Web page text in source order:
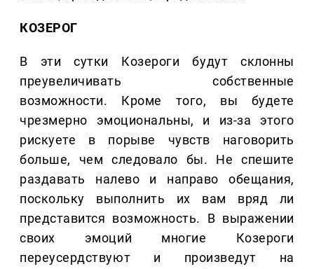
КОЗЕРОГ
В эти сутки Козероги будут склонны
преувеличивать собственные
возможности. Кроме того, вы будете
чрезмерно эмоциональны, и из-за этого
рискуете в порыве чувств наговорить
больше, чем следовало бы. Не спешите
раздавать налево и направо обещания,
поскольку выполнить их вам вряд ли
представится возможность. В выражении
своих эмоций многие Козероги
переусердствуют и произведут на